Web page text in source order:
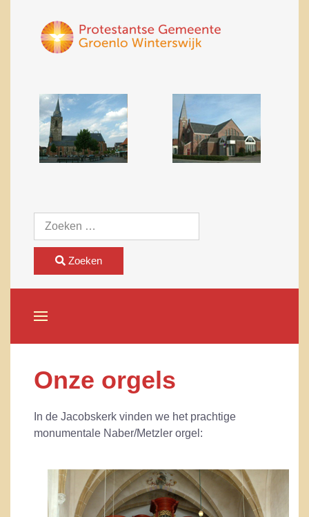
Zoeken
Onze orgels
In de Jacobskerk vinden we het prachtige
monumentale Naber/Metzler orgel: